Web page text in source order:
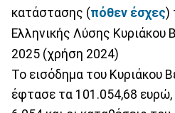
κατάστασης (πόθεν έσχες)
Ελληνικής Λύσης Κυριάκου
2025 (χρήση 2024)
Το εισόδημα του Κυριάκου
έφτασε τα 101.054,68